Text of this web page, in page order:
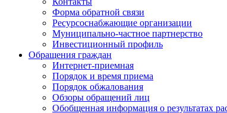
Форма обратной связи
Ресурсоснабжающие организации
Муниципально-частное партнерство
Инвестиционный профиль
Обращения граждан
Интернет-приемная
Порядок и время приема
Порядок обжалования
Обзоры обращений лиц
Обобщенная информация о результатах